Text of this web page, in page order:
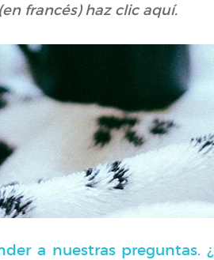
francés) haz clic aquí.
a nuestras preguntas.